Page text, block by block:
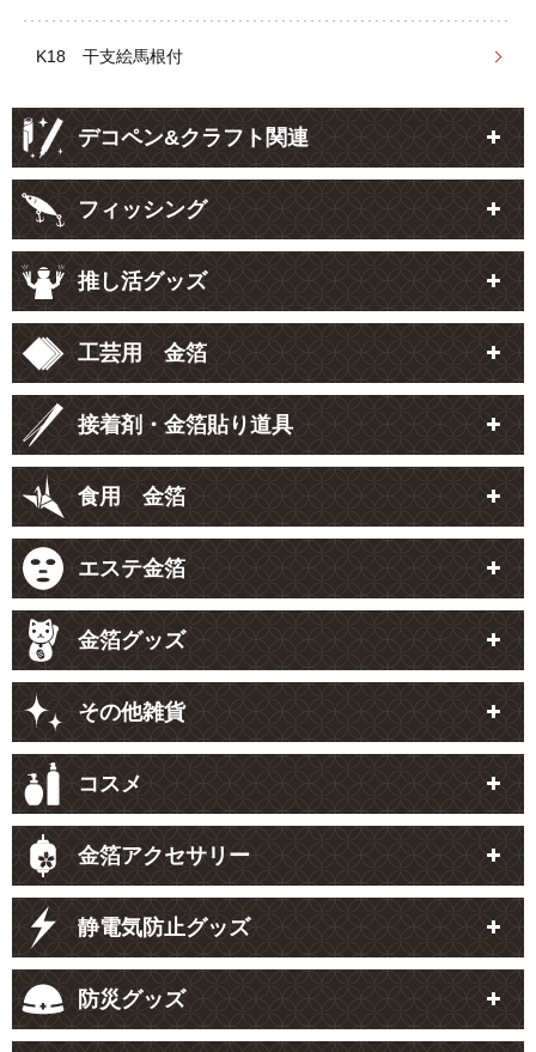
K18 干支絵馬根付
デコペン&クラフト関連
フィッシング
推し活グッズ
工芸用 金箔
接着剤・金箔貼り道具
食用 金箔
エステ金箔
金箔グッズ
その他雑貨
コスメ
金箔アクセサリー
静電気防止グッズ
防災グッズ